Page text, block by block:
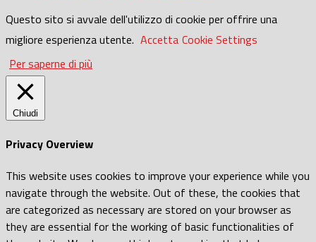
Questo sito si avvale dell'utilizzo di cookie per offrire una
migliore esperienza utente. Accetta Cookie Settings
Per saperne di più
Chiudi
Privacy Overview
This website uses cookies to improve your experience while you
navigate through the website. Out of these, the cookies that
are categorized as necessary are stored on your browser as
they are essential for the working of basic functionalities of